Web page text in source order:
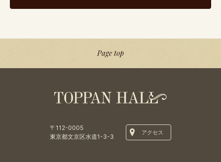
Page top
〒112-0005
東京都文京区水道1-3-3
アクセス